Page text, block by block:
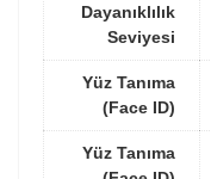
Dayanıklılık
Seviyesi
Yüz Tanıma
(Face ID)
Yüz Tanıma